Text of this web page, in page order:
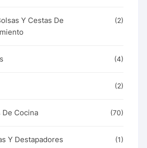
Y Cestas De
(2)
(4)
(2)
Cocina (70)
Y Destapadores (1)